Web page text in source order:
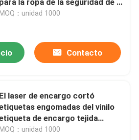
del calor
：unidad 1000
Contacto
El laser de encargo cortó
engomadas del vinilo
de encargo tejida
el hierro del fútbol en
MOQ：unidad 1000